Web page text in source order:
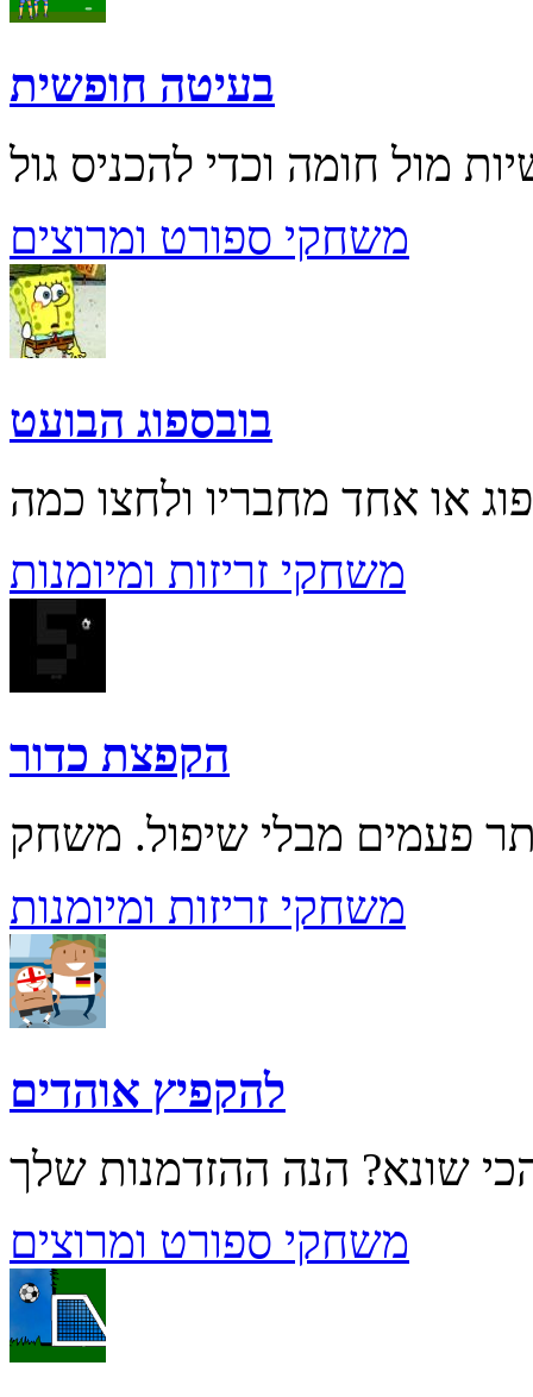
בעיטה חופשית
משחקי ספורט ומרוצים
בובספוג הבועט
משחקי זריזות ומיומנות
הקפצת כדור
משחקי זריזות ומיומנות
להקפיץ אוהדים
משחקי ספורט ומרוצים